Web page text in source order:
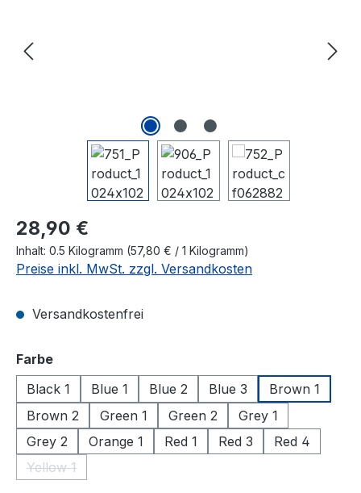
Regulärer Preis:
28,90 €
Inhalt: 0.5 Kilogramm (57,80 € / 1 Kilogramm)
Preise inkl. MwSt. zzgl. Versandkosten
Versandkostenfrei
Farbeauswählen
Black 1
Blue 1 Blue 2 Blue 3
Brown 1
Brown 2
Green 1 Green 2
Grey 1
Grey 2
Orange 1 Red 1 Red 3
Red 4
Yellow 1
(Diese Option ist zurzeit nicht verfügbar.)